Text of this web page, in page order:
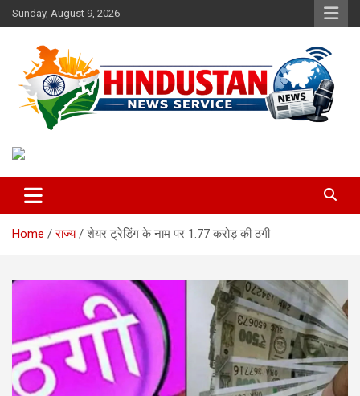
Skip
to
Sunday, August 9, 2026
Hindustan News Service
Home राज्य शेयर ट्रेडिंग के नाम पर 1.77 करोड़ की ठगी